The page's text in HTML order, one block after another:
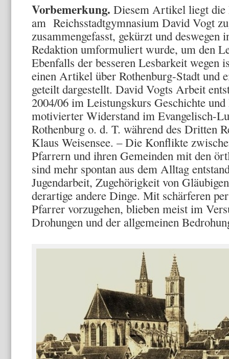
Vorbemerkung. Diesem Artikel liegt die
am Reichsstadtgymnasium David Vogt
zusammengefasst, gekürzt und deswegen
Redaktion umformuliert wurde, um den
Ebenfalls der besseren Lesbarkeit wegen
einen Artikel über Rothenburg-Stadt und
geteilt dargestellt. David Vogts Arbeit
2004/06 im Leistungskurs Geschichte
motivierter Widerstand im Evangelisch-
Rothenburg o. d. T. während des Dritten
Klaus Weisensee. – Die Konflikte
Pfarrern und ihren Gemeinden mit den
sind mehr spontan aus dem Alltag
Jugendarbeit, Zugehörigkeit von
derartige andere Dinge. Mit schärferen
Pfarrer vorzugehen, blieben meist im
Drohungen und der allgemeinen